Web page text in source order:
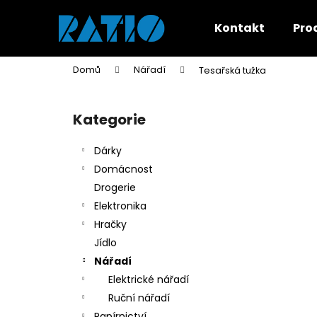
Kontakt
Domů Nářadí Tesařská tužka
Přeskočit
kategorie
Kategorie
Dárky
Domácnost
Drogerie
Elektronika
Hračky
Jídlo
Nářadí
Elektrické nářadí
Ruční nářadí
í
Zpět
do
obchodu
Zpět
do
obchodu